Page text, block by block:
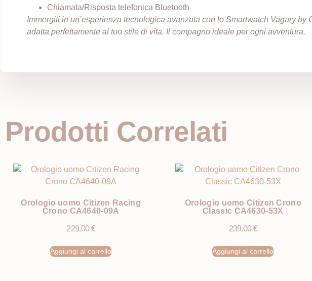
Chiamata/Risposta telefonica Bluetooth
Immergiti in un’esperienza tecnologica avanzata con lo Smartwatch Vagary
adatta perfettamente al tuo stile di vita. Il compagno ideale per ogni avventura.
Prodotti Correlati
Orologio uomo Citizen Racing
Crono CA4640-09A
229,00€
Aggiungi al carrello
Orologio uomo Citizen Crono
Classic CA4630-53X
239,00€
Aggiungi al carrello